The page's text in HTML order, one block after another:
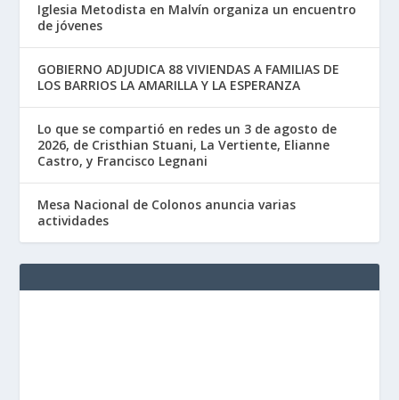
Iglesia Metodista en Malvín organiza un encuentro
de jóvenes
GOBIERNO ADJUDICA 88 VIVIENDAS A FAMILIAS DE
LOS BARRIOS LA AMARILLA Y LA ESPERANZA
Lo que se compartió en redes un 3 de agosto de
2026, de Cristhian Stuani, La Vertiente, Elianne
Castro, y Francisco Legnani
Mesa Nacional de Colonos anuncia varias
actividades